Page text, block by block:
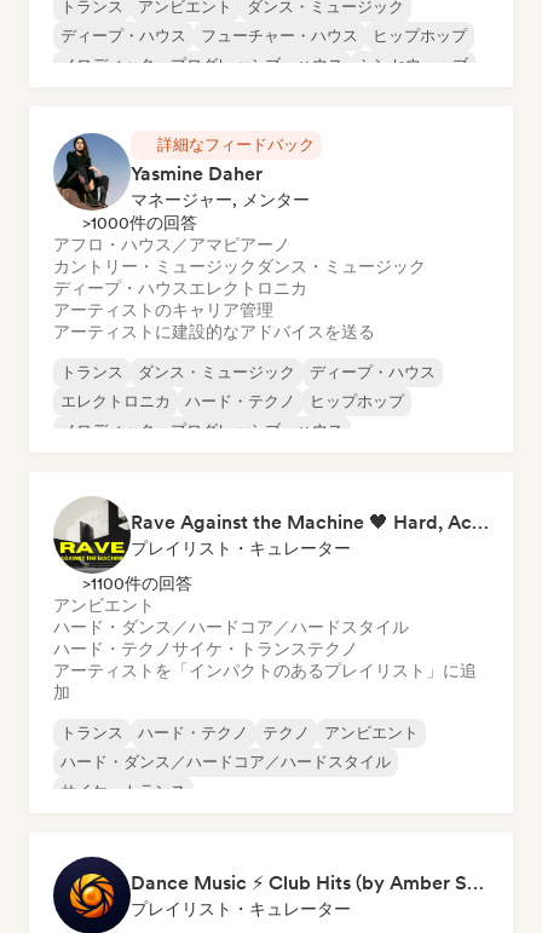
トランス アンビエント
ダンス・ミュージック
ディープ・ハウス
フューチャー・ハウス
ヒップホップ
メロディック・プログレッシブ・ハウス
シンセウェーブ
詳細なフィードバック
Yasmine Daher
マネージャー, メンター
>1000件の回答
アフロ・ハウス／アマピアーノ
カントリー・ミュージック ダンス・ミュージック
ディープ・ハウスエレクトロニカ
アーティストのキャリア管理
アーティストに建設的なアドバイスを送る
トランス ダンス・ミュージック
ディープ・ハウス
エレクトロニカ
ハード・テクノ
ヒップホップ
メロディック・プログレッシブ・ハウス
Rave Against the Machine 🖤 Hard, Acid & Dark Techno
プレイリスト・キュレーター
>1100件の回答
アンビエント
ハード・ダンス／ハードコア／ハードスタイル
ハード・テクノサイケ・トランステクノ
アーティストを「インパクトのあるプレイリスト」に追
加
トランス ハード・テクノ テクノ
アンビエント
ハード・ダンス／ハードコア／ハードスタイル
サイケ・トランス
Dance Music ⚡ Club Hits (by Amber Sounds)
プレイリスト・キュレーター